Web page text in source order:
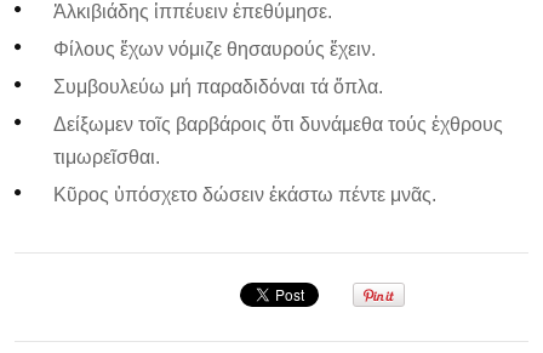
Ἀλκιβιάδης ἱππέυειν ἐπεθύμησε.
Φίλους ἔχων νόμιζε θησαυρούς ἔχειν.
Συμβουλεύω μή παραδιδόναι τά ὄπλα.
Δείξωμεν τοῖς βαρβάροις ὅτι δυνάμεθα τούς ἐχθρους
τιμωρεῖσθαι.
Κῦρος ὑπόσχετο δώσειν ἑκάστω πέντε μνᾶς.